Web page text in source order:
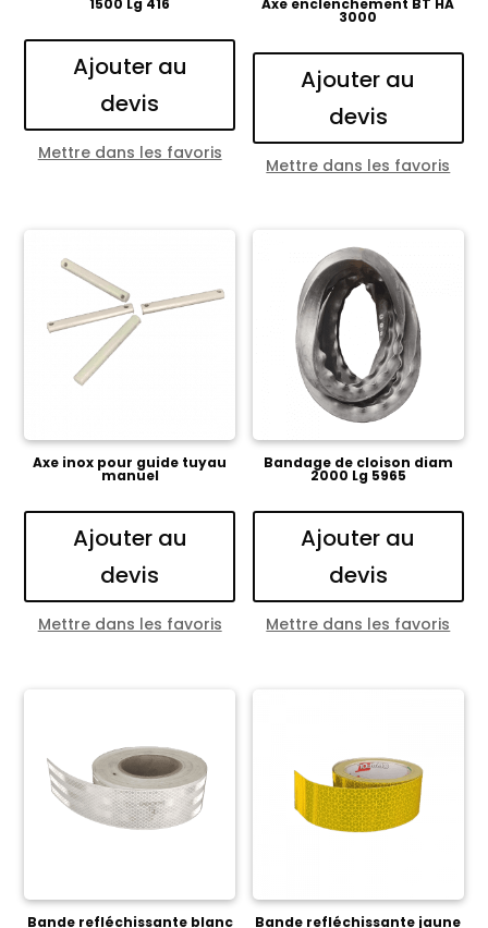
Ajouter au
devis
Mettre dans les favoris
3000
Ajouter au
devis
Mettre dans les favoris
Axe inox pour guide tuyau
manuel
Ajouter au
devis
Mettre dans les favoris
Bandage de cloison diam
2000 Lg 5965
Ajouter au
devis
Mettre dans les favoris
Bande refléchissante blanc Bande refléchissante jaune